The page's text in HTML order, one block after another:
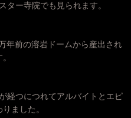
ター寺院でも見られます。
年前の溶岩ドームから産出され
経つにつれてアルバイトとエピ
ました。